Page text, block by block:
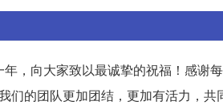
，向大家致以最诚挚的祝福！感谢
们的团队更加团结，更加有活力，共